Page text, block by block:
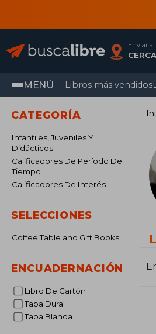
Enviar a
MENÚ Libros más vendidos
CATEGORÍA
Infantiles, Juveniles Y
Didácticos
Calificadores De Período De
Tiempo
Calificadores De Interés
SELECCIONES
Coffee Table and Gift Books
ENCUADERNACIÓN
Libro De Cartón
Tapa Dura
Tapa Blanda